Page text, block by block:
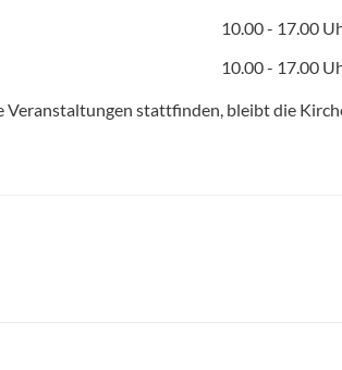
10.00 - 17.00
10.00 - 17.00
Veranstaltungen stattfinden, bleibt die